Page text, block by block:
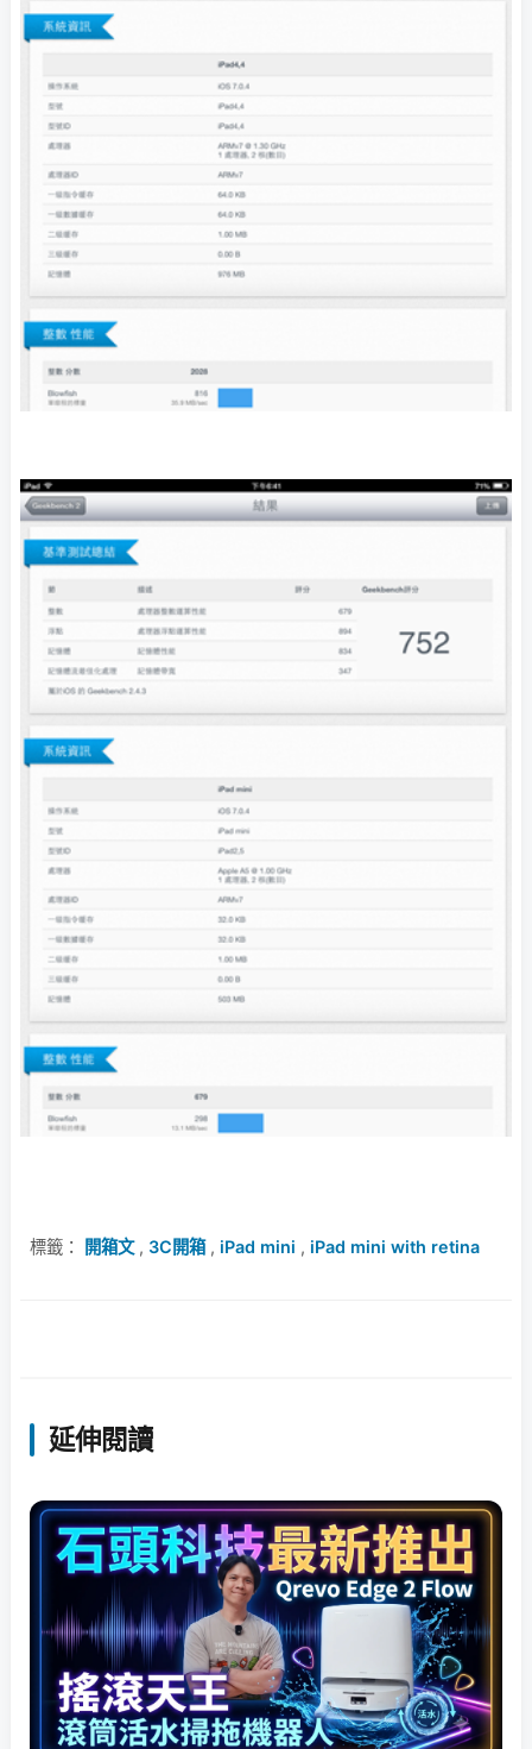
標籤： 開箱文, 3C開箱, iPad mini , iPad mini with retina
延伸閱讀